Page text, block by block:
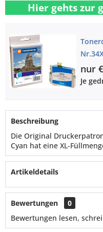
Hier gehts zur
nur
Je
Beschreibung
Die Original
Cyan hat eine XL-
Artikeldetails
Bewertungen
0
Bewertungen lesen,